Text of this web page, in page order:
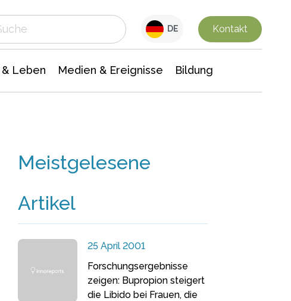
DE Kontakt
Leben Medien & Ereignisse Bildung
Meistgelesene
Artikel
25 April 2001
Forschungsergebnisse
zeigen: Bupropion steigert
die Libido bei Frauen, die